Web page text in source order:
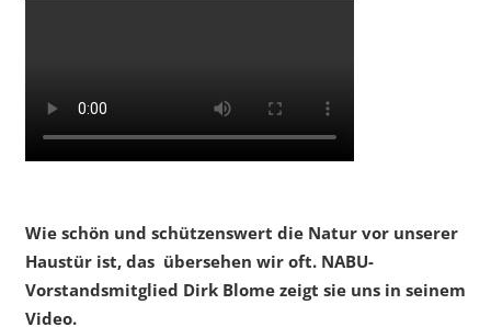
Wie schön und schützenswert die Natur vor unserer
Haustür ist, das übersehen wir oft. NABU-
Vorstandsmitglied Dirk Blome zeigt sie uns in seinem
Video.